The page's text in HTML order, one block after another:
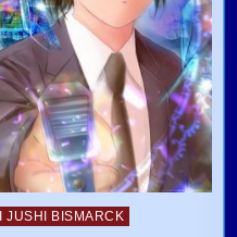
JUSHI BISMARCK